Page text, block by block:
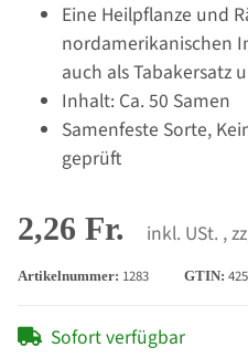
Eine Heilpflanze und
nordamerikanischen
auch als Tabakersatz
Inhalt: Ca. 50 Samen
Samenfeste Sorte,
geprüft
2,26 Fr. inkl. USt. ,
Artikelnummer: 1283 GTIN:
Sofort verfügbar